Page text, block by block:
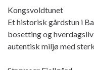
Kongsvoldtunet
Et historisk gårdstun i
bosetting og
autentisk miljø med